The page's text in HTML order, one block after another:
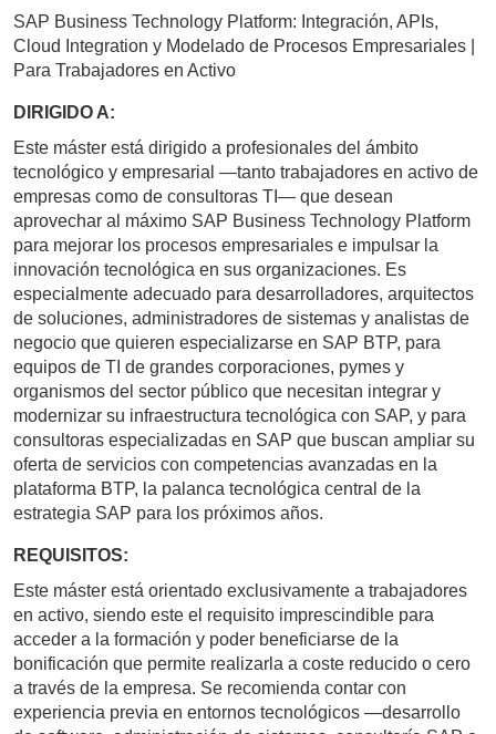
SAP Business Technology Platform: Integración, APIs,
Cloud Integration y Modelado de Procesos Empresariales |
Para Trabajadores en Activo
DIRIGIDO A:
Este máster está dirigido a profesionales del ámbito
tecnológico y empresarial —tanto trabajadores en activo de
empresas como de consultoras TI— que desean
aprovechar al máximo SAP Business Technology Platform
para mejorar los procesos empresariales e impulsar la
innovación tecnológica en sus organizaciones. Es
especialmente adecuado para desarrolladores, arquitectos
de soluciones, administradores de sistemas y analistas de
negocio que quieren especializarse en SAP BTP, para
equipos de TI de grandes corporaciones, pymes y
organismos del sector público que necesitan integrar y
modernizar su infraestructura tecnológica con SAP, y para
consultoras especializadas en SAP que buscan ampliar su
oferta de servicios con competencias avanzadas en la
plataforma BTP, la palanca tecnológica central de la
estrategia SAP para los próximos años.
REQUISITOS:
Este máster está orientado exclusivamente a trabajadores
en activo, siendo este el requisito imprescindible para
acceder a la formación y poder beneficiarse de la
bonificación que permite realizarla a coste reducido o cero
a través de la empresa. Se recomienda contar con
experiencia previa en entornos tecnológicos —desarrollo